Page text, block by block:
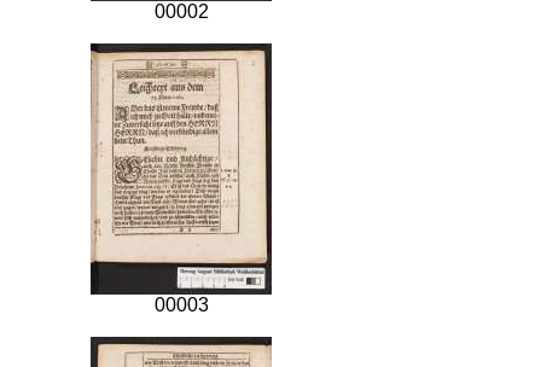
00002
00003